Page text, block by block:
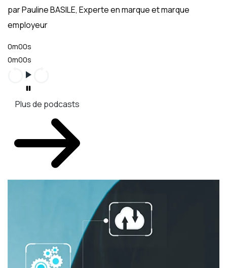
par Pauline BASILE, Experte en marque et marque
employeur
0m00s
0m00s
Plus de podcasts